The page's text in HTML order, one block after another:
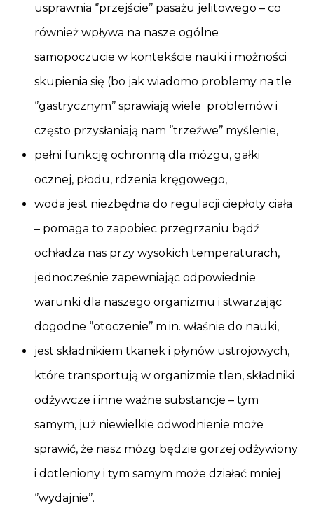
usprawnia ‘’przejście’’ pasażu jelitowego – co
również wpływa na nasze ogólne
samopoczucie w kontekście nauki i możności
skupienia się (bo jak wiadomo problemy na tle
‘’gastrycznym’’ sprawiają wiele problemów i
często przysłaniają nam ‘’trzeźwe’’ myślenie,
pełni funkcję ochronną dla mózgu, gałki
ocznej, płodu, rdzenia kręgowego,
woda jest niezbędna do regulacji ciepłoty ciała
– pomaga to zapobiec przegrzaniu bądź
ochładza nas przy wysokich temperaturach,
jednocześnie zapewniając odpowiednie
warunki dla naszego organizmu i stwarzając
dogodne ‘’otoczenie’’ m.in. właśnie do nauki,
jest składnikiem tkanek i płynów ustrojowych,
które transportują w organizmie tlen, składniki
odżywcze i inne ważne substancje – tym
samym, już niewielkie odwodnienie może
sprawić, że nasz mózg będzie gorzej odżywiony
i dotleniony i tym samym może działać mniej
‘’wydajnie’’.